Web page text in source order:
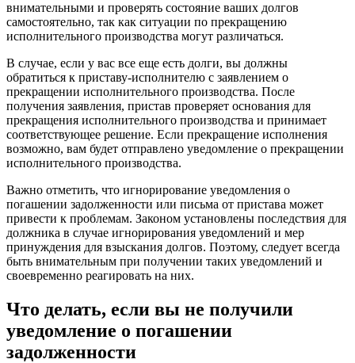
внимательными и проверять состояние ваших долгов
самостоятельно, так как ситуации по прекращению
исполнительного производства могут различаться.
В случае, если у вас все еще есть долги, вы должны
обратиться к приставу-исполнителю с заявлением о
прекращении исполнительного производства. После
получения заявления, пристав проверяет основания для
прекращения исполнительного производства и принимает
соответствующее решение. Если прекращение исполнения
возможно, вам будет отправлено уведомление о прекращении
исполнительного производства.
Важно отметить, что игнорирование уведомления о
погашении задолженности или письма от пристава может
привести к проблемам. Законом установлены последствия для
должника в случае игнорирования уведомлений и мер
принуждения для взыскания долгов. Поэтому, следует всегда
быть внимательным при получении таких уведомлений и
своевременно реагировать на них.
Что делать, если вы не получили
уведомление о погашении
задолженности